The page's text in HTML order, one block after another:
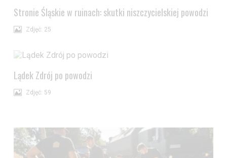
Stronie Śląskie w ruinach: skutki niszczycielskiej powodzi
Zdjęć: 25
Lądek Zdrój po powodzi
Zdjęć: 59